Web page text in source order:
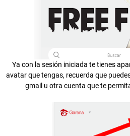
Ya con la sesión iniciada te tienes
avatar que tengas, recuerda que
gmail u otra cuenta que te